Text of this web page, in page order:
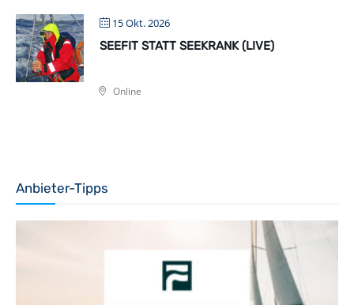
15 Okt. 2026
SEEFIT STATT SEEKRANK (LIVE)
Online
Anbieter-Tipps